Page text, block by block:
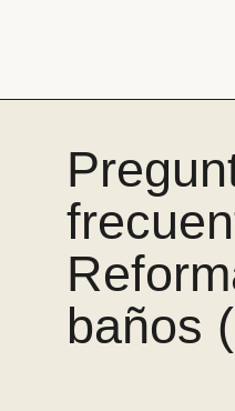
por
baños